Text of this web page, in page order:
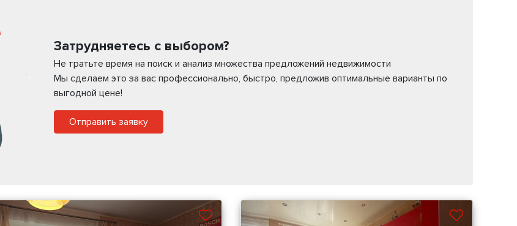
Затрудняетесь с выбором?
Не тратьте время на поиск и анализ множества предложений недвижимости
Мы сделаем это за вас профессионально, быстро, предложив оптимальные варианты по
выгодной цене!
Отправить заявку